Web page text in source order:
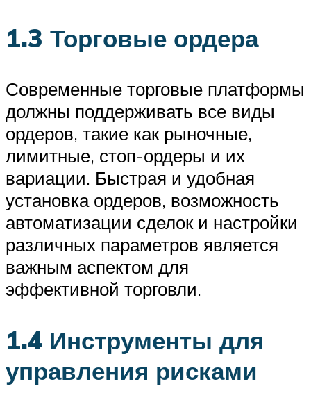
1.3 Торговые ордера
Современные торговые платформы
должны поддерживать все виды
ордеров, такие как рыночные,
лимитные, стоп-ордеры и их
вариации. Быстрая и удобная
установка ордеров, возможность
автоматизации сделок и настройки
различных параметров является
важным аспектом для
эффективной торговли.
1.4 Инструменты для
управления рисками